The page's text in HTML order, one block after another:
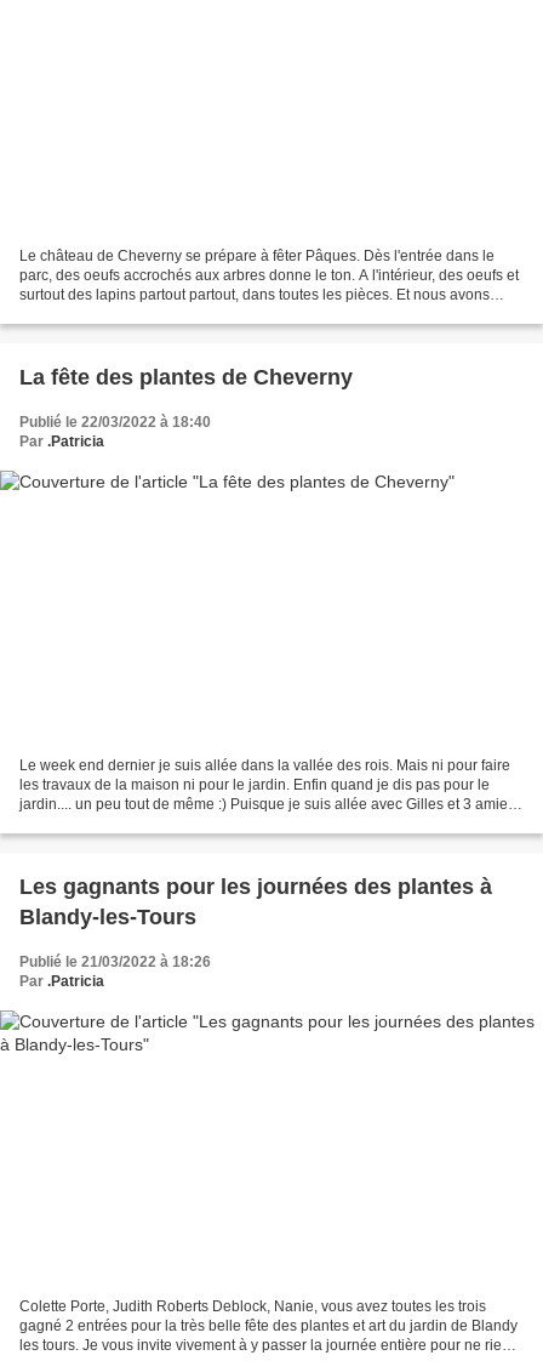
Le château de Cheverny se prépare à fêter Pâques. Dès l'entrée dans le
parc, des oeufs accrochés aux arbres donne le ton. A l'intérieur, des oeufs et
surtout des lapins partout partout, dans toutes les pièces. Et nous avons
La fête des plantes de Cheverny
Publié le 22/03/2022 à 18:40
Par .Patricia
Le week end dernier je suis allée dans la vallée des rois. Mais ni pour faire
les travaux de la maison ni pour le jardin. Enfin quand je dis pas pour le
jardin.... un peu tout de même :) Puisque je suis allée avec Gilles et 3 amies
Les gagnants pour les journées des plantes à
Blandy-les-Tours
Publié le 21/03/2022 à 18:26
Par .Patricia
Colette Porte, Judith Roberts Deblock, Nanie, vous avez toutes les trois
gagné 2 entrées pour la très belle fête des plantes et art du jardin de Blandy
les tours. Je vous invite vivement à y passer la journée entière pour ne rien